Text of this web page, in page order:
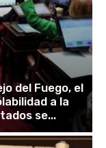
del Fuego, el
a la
se...